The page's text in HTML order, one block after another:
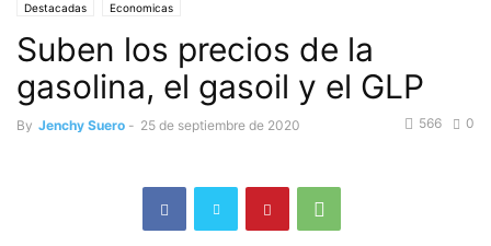
Destacadas Economicas
Suben los precios de la
gasolina, el gasoil y el GLP
By Jenchy Suero - 25 de septiembre de 2020 0
566